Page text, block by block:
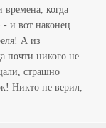
когда
и вот наконец
А из
почти никого не
страшно
Никто не верил,